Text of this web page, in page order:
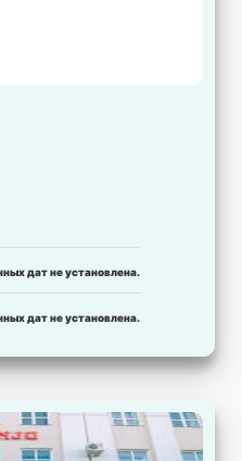
дат не установлена.
дат не установлена.